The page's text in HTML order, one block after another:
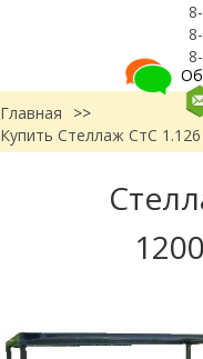
Главная
>>
Купить Стеллаж СтС